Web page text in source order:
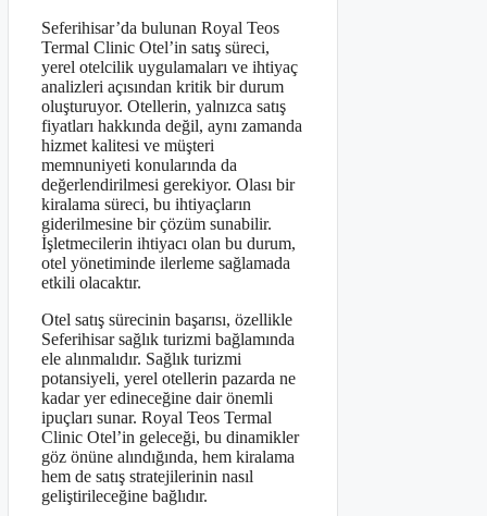
Seferihisar’da bulunan Royal Teos
Termal Clinic Otel’in satış süreci,
yerel otelcilik uygulamaları ve ihtiyaç
analizleri açısından kritik bir durum
oluşturuyor. Otellerin, yalnızca satış
fiyatları hakkında değil, aynı zamanda
hizmet kalitesi ve müşteri
memnuniyeti konularında da
değerlendirilmesi gerekiyor. Olası bir
kiralama süreci, bu ihtiyaçların
giderilmesine bir çözüm sunabilir.
İşletmecilerin ihtiyacı olan bu durum,
otel yönetiminde ilerleme sağlamada
etkili olacaktır.
Otel satış sürecinin başarısı, özellikle
Seferihisar sağlık turizmi bağlamında
ele alınmalıdır. Sağlık turizmi
potansiyeli, yerel otellerin pazarda ne
kadar yer edineceğine dair önemli
ipuçları sunar. Royal Teos Termal
Clinic Otel’in geleceği, bu dinamikler
göz önüne alındığında, hem kiralama
hem de satış stratejilerinin nasıl
geliştirileceğine bağlıdır.